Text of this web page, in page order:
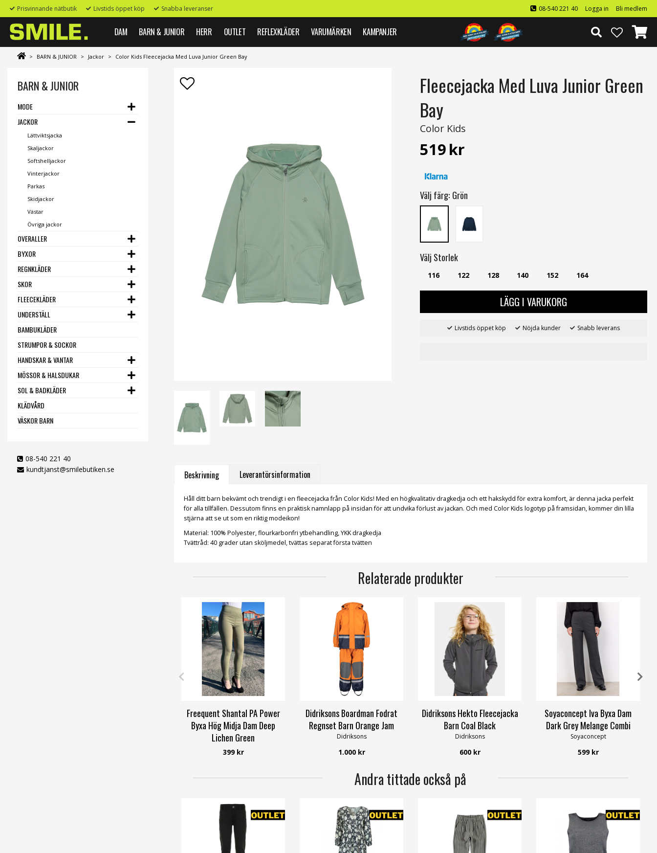
Prisvinnande nätbutik Livstids öppet köp Snabba leveranser 08-540 221 40 Logga in Bli medlem
DAM BARN & JUNIOR HERR OUTLET REFLEXKLÄDER VARUMÄRKEN KAMPANJER
> BARN & JUNIOR > Jackor > Color Kids Fleecejacka Med Luva Junior Green Bay
BARN & JUNIOR
MODE
JACKOR
Lättviktsjacka
Skaljackor
Softshelljackor
Vinterjackor
Parkas
Skidjackor
Västar
Övriga jackor
OVERALLER
BYXOR
REGNKLÄDER
SKOR
FLEECEKLÄDER
UNDERSTÄLL
BAMBUKLÄDER
STRUMPOR & SOCKOR
HANDSKAR & VANTAR
MÖSSOR & HALSDUKAR
SOL & BADKLÄDER
KLÄDVÅRD
VÄSKOR BARN
08-540 221 40
kundtjanst@smilebutiken.se
Fleecejacka Med Luva Junior Green
Bay
Color Kids
519kr
Välj färg: Grön
Välj Storlek
116 122 128 140 152 164
LÄGG I VARUKORG
Livstids öppet köp Nöjda kunder Snabb leverans
Beskrivning Leverantörsinformation
Håll ditt barn bekvämt och trendigt i en fleecejacka från Color Kids! Med en högkvalitativ dragkedja och ett hakskydd för extra komfort, är denna jacka perfekt
för alla tillfällen. Dessutom finns en praktisk namnlapp på insidan för att undvika förlust av jackan. Och med Color Kids logotyp på framsidan, kommer din lilla
stjärna att se ut som en riktig modeikon!
Material: 100% Polyester, flourkarbonfri ytbehandling, YKK dragkedja
Tvättråd: 40 grader utan sköljmedel, tvättas separat första tvätten
Relaterade produkter
Freequent Shantal PA Power
Byxa Hög Midja Dam Deep
Lichen Green
Freequent
399 kr
Didriksons Boardman Fodrat
Regnset Barn Orange Jam
Didriksons
1.000 kr
Didriksons Hekto Fleecejacka
Barn Coal Black
Didriksons
600 kr
Soyaconcept Iva Byxa Dam
Dark Grey Melange Combi
Soyaconcept
599 kr
Andra tittade också på